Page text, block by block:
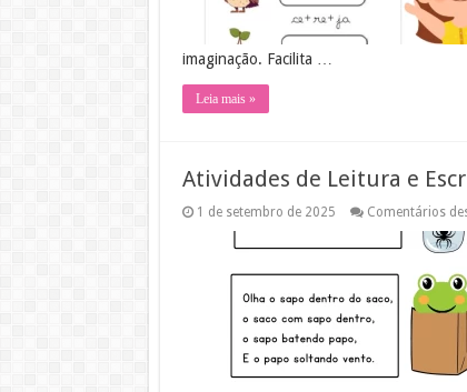
imaginação. Facilita …
Leia mais »
Atividades de Leitura e
1 de setembro de 2025 Comentários